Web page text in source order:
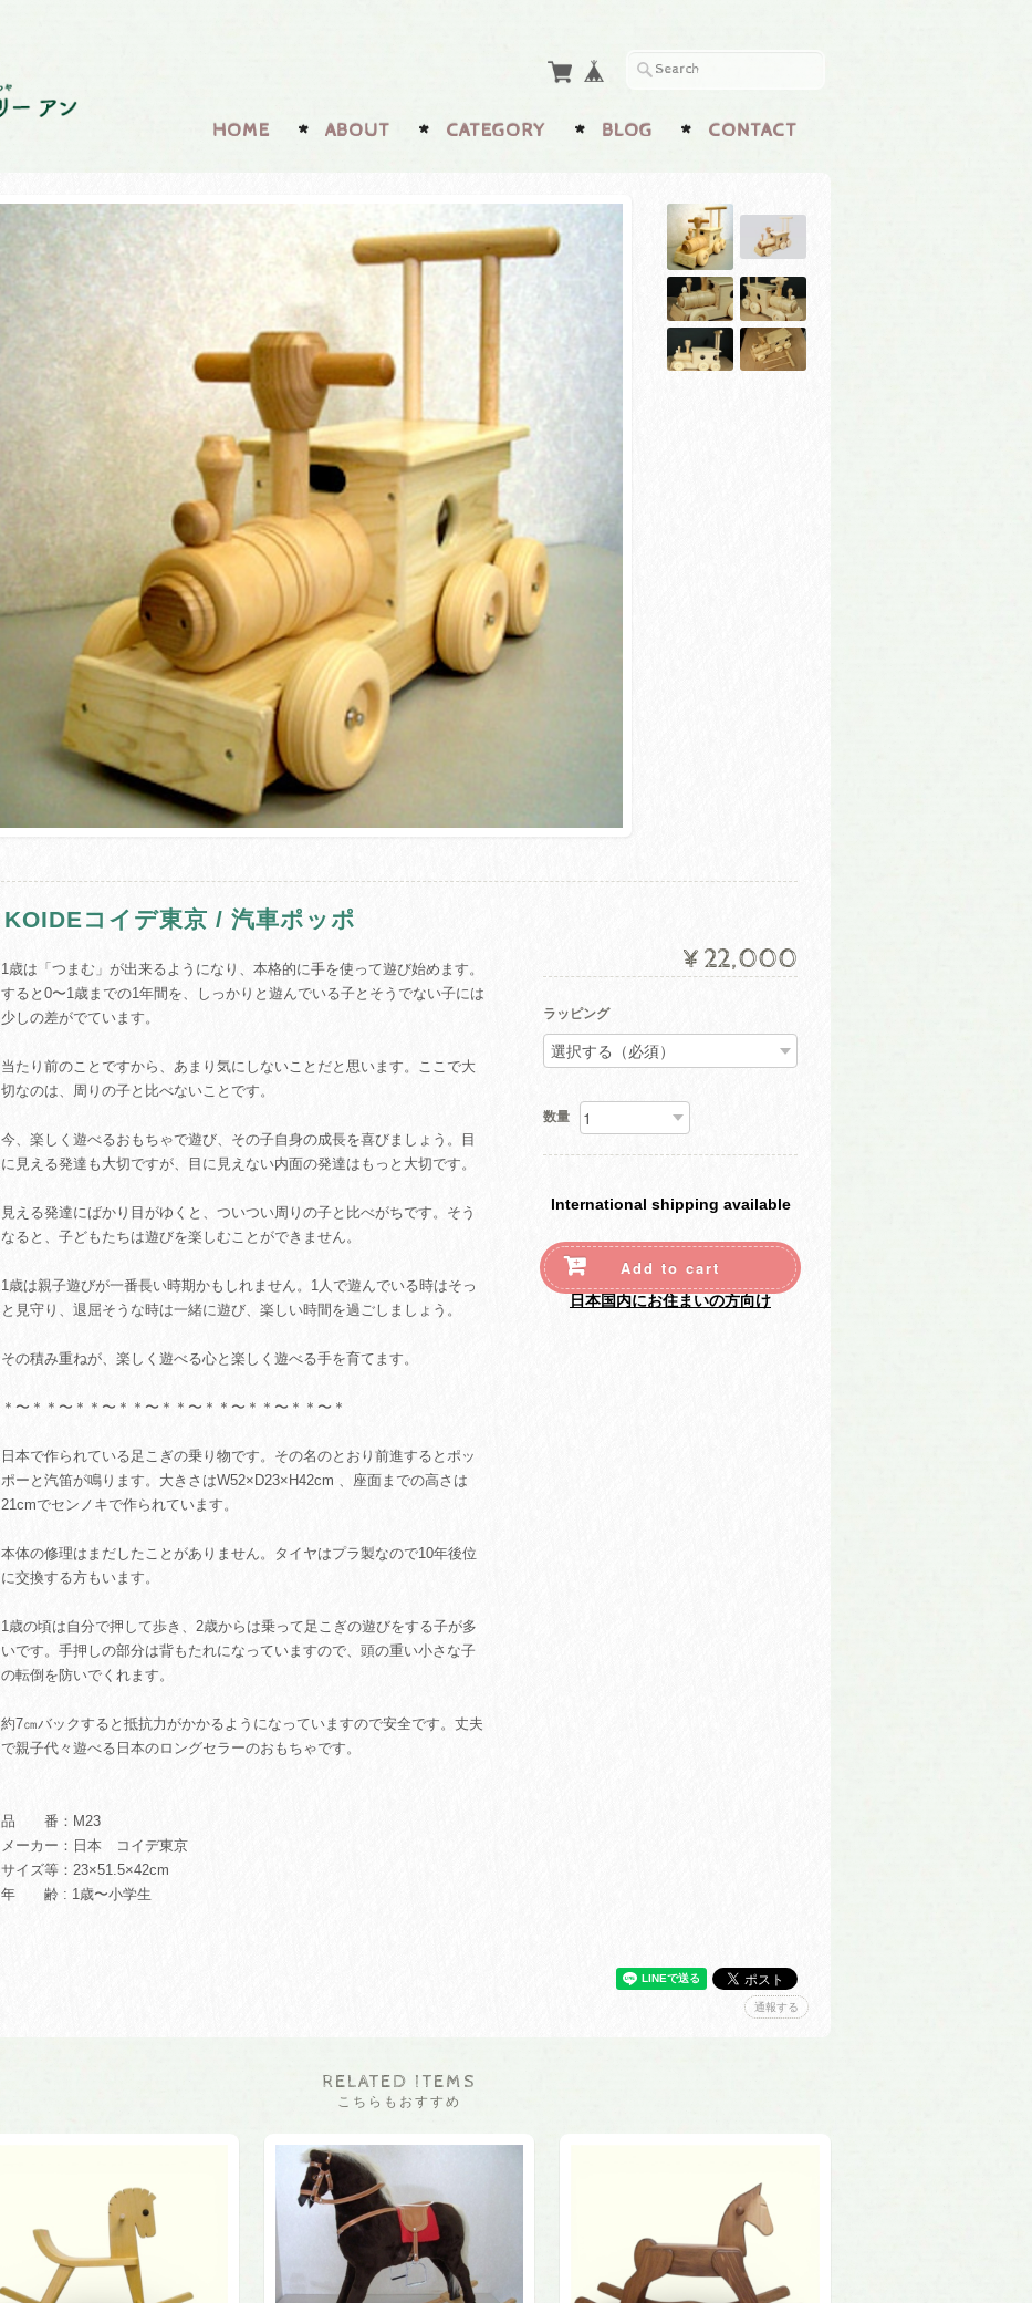
HOME ABOUT CATEGORY BLOG CONTACT
KOIDEコイデ東京 / 汽車ポッポ
1歳は「つまむ」が出来るようになり、本格的に手を使って遊び始めます。
すると0〜1歳までの1年間を、しっかりと遊んでいる子とそうでない子には
少しの差がでています。
当たり前のことですから、あまり気にしないことだと思います。ここで大
切なのは、周りの子と比べないことです。
今、楽しく遊べるおもちゃで遊び、その子自身の成長を喜びましょう。目
に見える発達も大切ですが、目に見えない内面の発達はもっと大切です。
見える発達にばかり目がゆくと、ついつい周りの子と比べがちです。そう
なると、子どもたちは遊びを楽しむことができません。
1歳は親子遊びが一番長い時期かもしれません。1人で遊んでいる時はそっ
と見守り、退屈そうな時は一緒に遊び、楽しい時間を過ごしましょう。
その積み重ねが、楽しく遊べる心と楽しく遊べる手を育てます。
＊〜＊＊〜＊＊〜＊＊〜＊＊〜＊＊〜＊＊〜＊＊〜＊
日本で作られている足こぎの乗り物です。その名のとおり前進するとポッ
ポーと汽笛が鳴ります。大きさはW52×D23×H42cm 、座面までの高さは
21cmでセンノキで作られています。
本体の修理はまだしたことがありません。タイヤはプラ製なので10年後位
に交換する方もいます。
1歳の頃は自分で押して歩き、2歳からは乗って足こぎの遊びをする子が多
いです。手押しの部分は背もたれになっていますので、頭の重い小さな子
の転倒を防いでくれます。
約7㎝バックすると抵抗力がかかるようになっていますので安全です。丈夫
で親子代々遊べる日本のロングセラーのおもちゃです。
品 番：M23
メーカー：日本 コイデ東京
サイズ等：23×51.5×42cm
年 齢 : 1歳〜小学生
¥22,000
ラッピング
数量
International shipping available
Add to cart
日本国内にお住まいの方向け
通報する
RELATED ITEMS
こちらもおすすめ